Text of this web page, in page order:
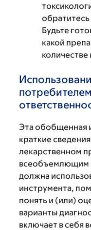
Будьте
какой
Эта обобщенная
краткие
лекарственном
всеобъемлющим
должна
инструмента,
понять и (или)
варианты
включает в себя